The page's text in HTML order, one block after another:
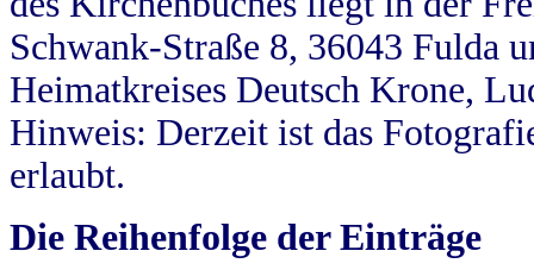
Schwank-Straße 8, 36043 Fulda
Heimatkreises Deutsch Krone,
Hinweis: Derzeit ist das
erlaubt.
Die Reihenfolge der Einträge